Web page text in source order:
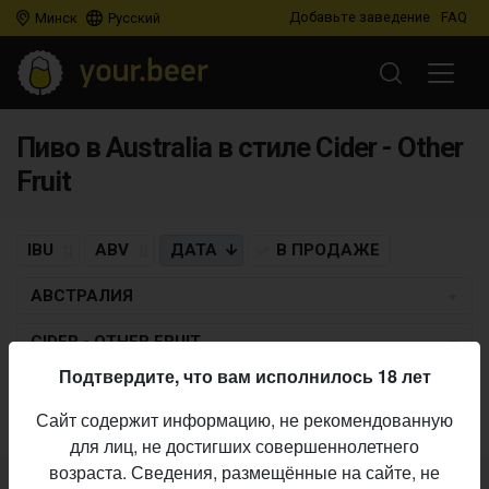
Минск Русский Добавьте заведение FAQ
Пиво в Australia в стиле Cider - Other
Fruit
IBU ABV ДАТА В ПРОДАЖЕ
АВСТРАЛИЯ
CIDER - OTHER FRUIT
Пиво по заданным критериям не найдено
Подтвердите, что вам исполнилось 18 лет
Сайт содержит информацию, не рекомендованную
для лиц, не достигших совершеннолетнего
возраста. Сведения, размещённые на сайте, не